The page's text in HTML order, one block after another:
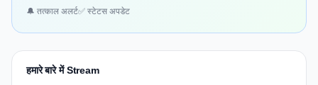
🔔 तत्काल अलर्ट✅ स्टेटस अपडेट
हमारे बारे में Stream